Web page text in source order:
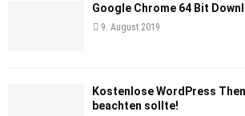
Google Chrome 64 Bit
9. August 2019
Kostenlose WordPress
beachten sollte!